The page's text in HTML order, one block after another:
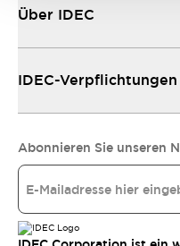
Über IDEC
IDEC-Verpflichtungen
Abonnieren Sie unseren